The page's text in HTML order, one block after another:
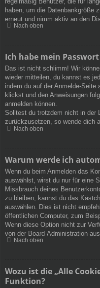
haben, um die Datenbankgröße
erneut und nimm aktiv an den
Nach oben
Ich habe mein
Das ist nicht schlimm! Wir
wieder mitteilen, du kannst es
indem du auf der Anmelde-Seite
klickst und den Anweisungen
anmelden können.
Solltest du trotzdem nicht in der
zurückzusetzen, so wende dich
Nach oben
Warum werde ich
Wenn du beim Anmelden das
auswählst, wirst du nur für eine
Missbrauch deines
zu bleiben, kannst du das
auswählen. Dies ist nicht
öffentlichen Computer, zum
Wenn diese Option nicht zur
von der Board-Administration
Nach oben
Wozu ist die „Alle
Funktion?